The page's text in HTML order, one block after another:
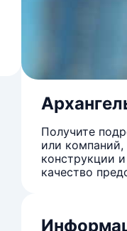
Получите
или компаний,
конструкции
качество